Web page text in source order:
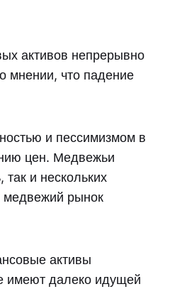
активов непрерывно
мнении, что падение
и пессимизмом в
цен. Медвежьи
так и нескольких
медвежий рынок
активы
имеют далеко идущей